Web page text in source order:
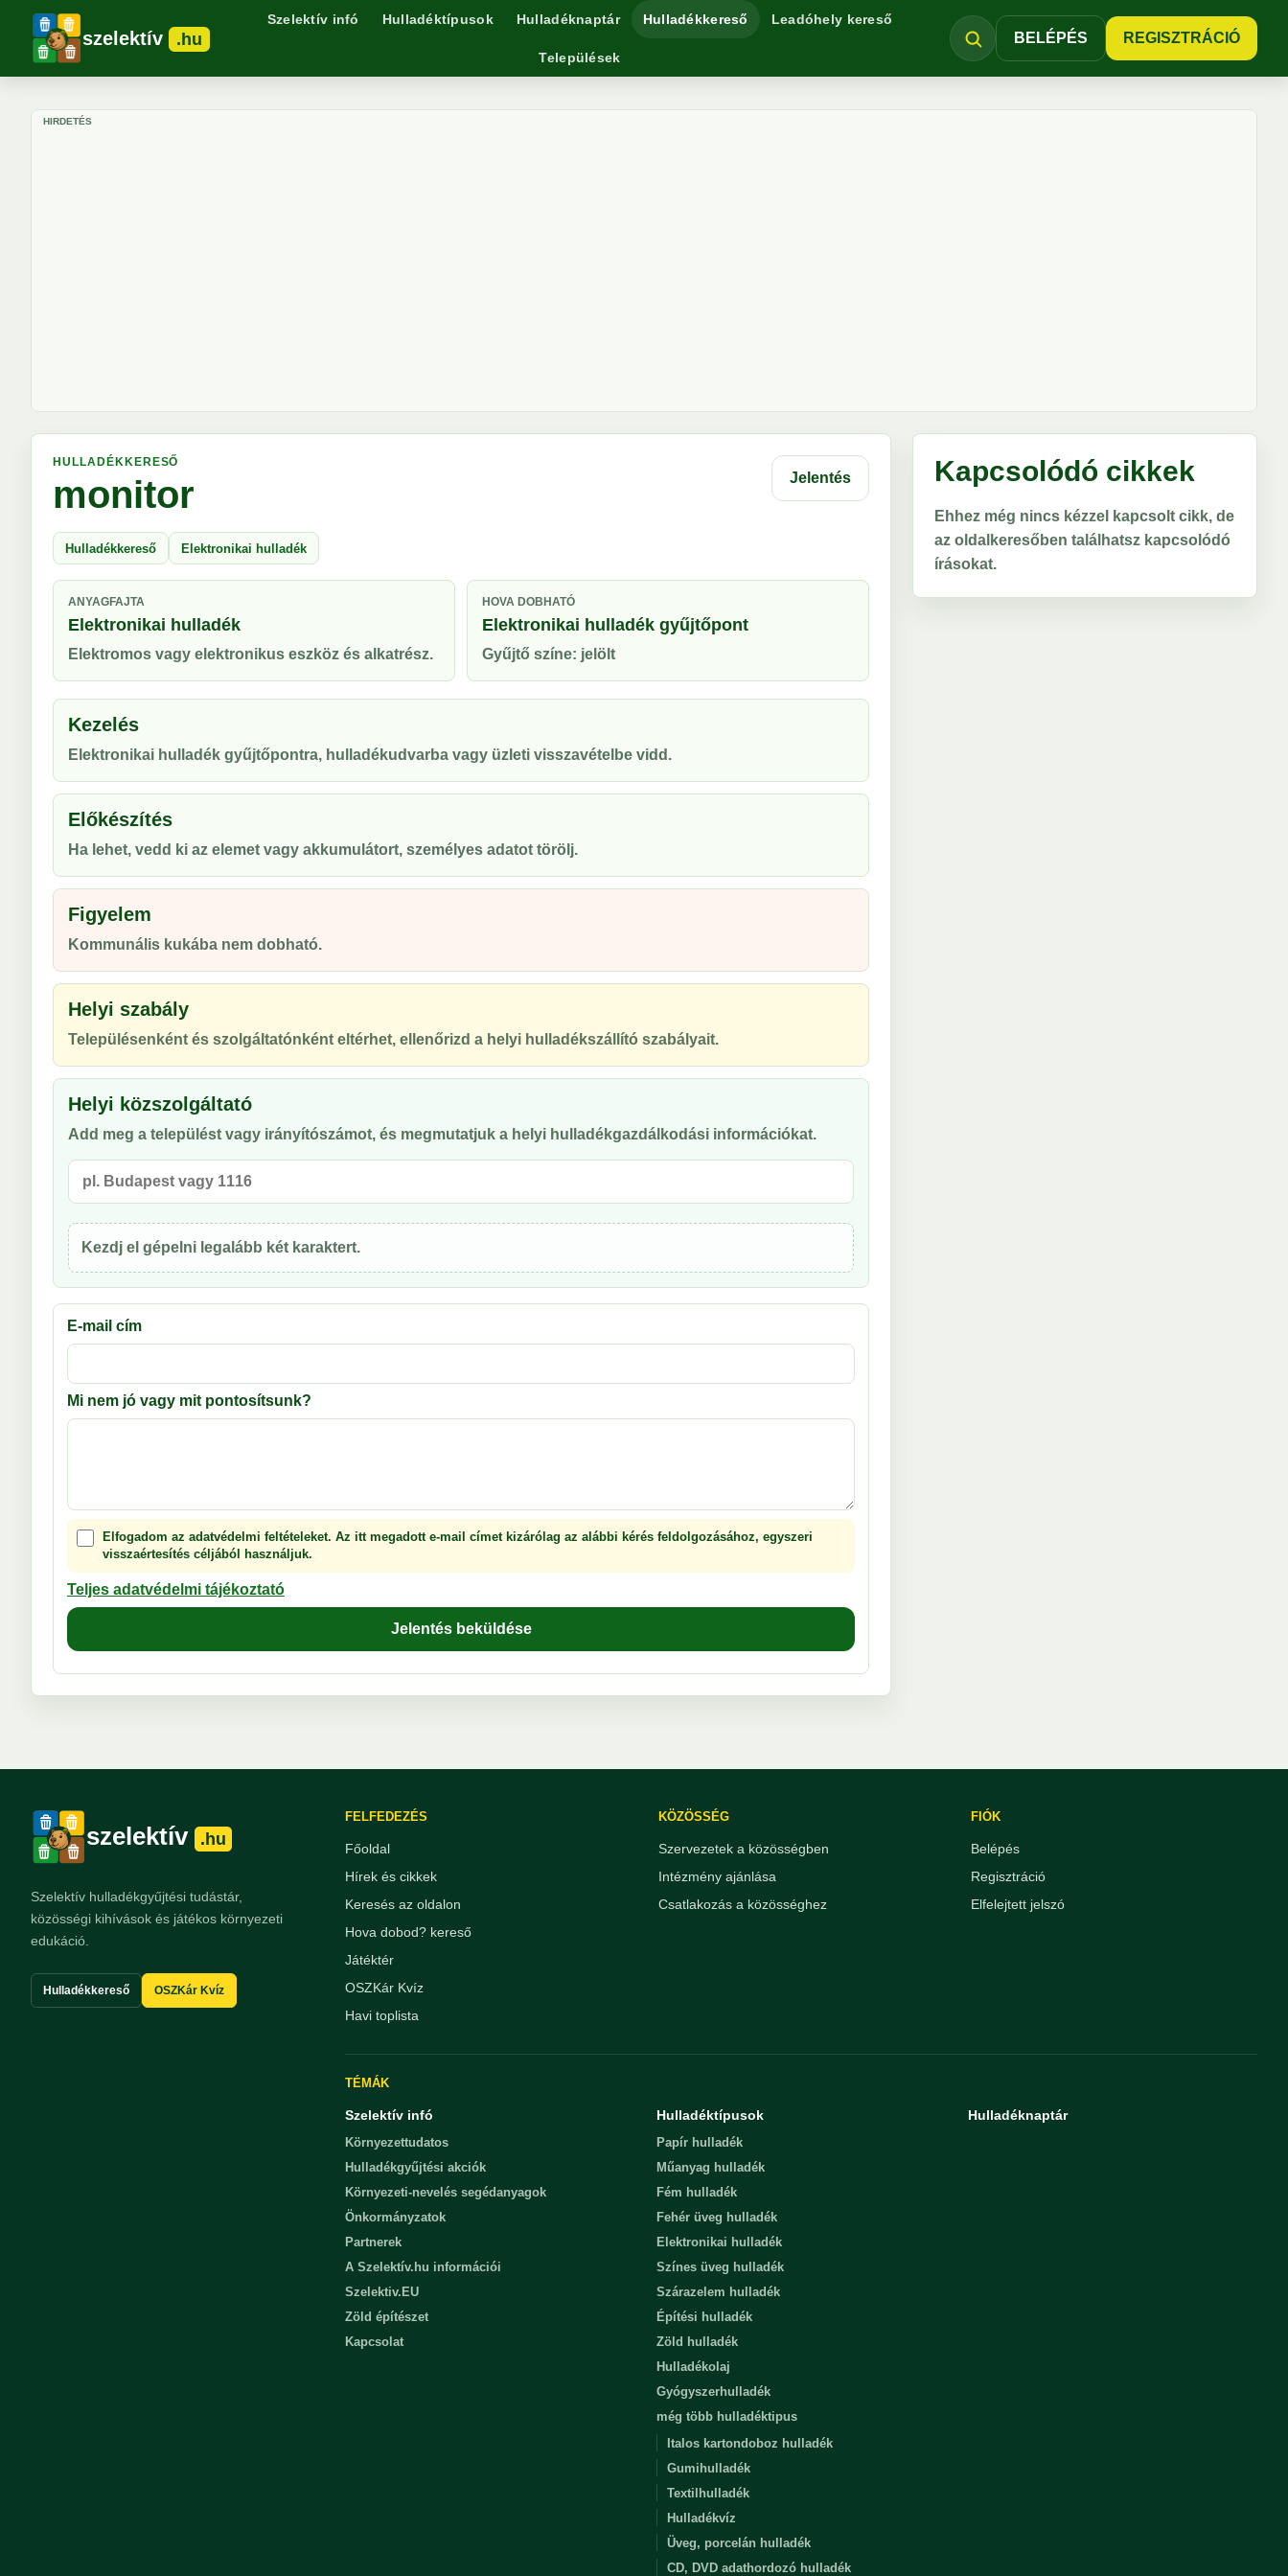
szelektív .hu
Szelektív infó Hulladéktípusok Hulladéknaptár Hulladékkereső Leadóhely kereső
Települések
BELÉPÉS REGISZTRÁCIÓ
HIRDETÉS
HULLADÉKKERESŐ
monitor Jelentés
Hulladékkereső Elektronikai hulladék
ANYAGFAJTA
Elektronikai hulladék
Elektromos vagy elektronikus eszköz és alkatrész.
HOVA DOBHATÓ
Elektronikai hulladék gyűjtőpont
Gyűjtő színe: jelölt
Kezelés
Elektronikai hulladék gyűjtőpontra, hulladékudvarba vagy üzleti visszavételbe vidd.
Előkészítés
Ha lehet, vedd ki az elemet vagy akkumulátort, személyes adatot törölj.
Figyelem
Kommunális kukába nem dobható.
Helyi szabály
Településenként és szolgáltatónként eltérhet, ellenőrizd a helyi hulladékszállító szabályait.
Helyi közszolgáltató
Add meg a települést vagy irányítószámot, és megmutatjuk a helyi hulladékgazdálkodási információkat.
Kezdj el gépelni legalább két karaktert.
E-mail cím
Mi nem jó vagy mit pontosítsunk?
Elfogadom az adatvédelmi feltételeket. Az itt megadott e-mail címet kizárólag az alábbi kérés feldolgozásához, egyszeri
visszaértesítés céljából használjuk.
Teljes adatvédelmi tájékoztató
Jelentés beküldése
Kapcsolódó cikkek
Ehhez még nincs kézzel kapcsolt cikk, de
az oldalkeresőben találhatsz kapcsolódó
írásokat.
szelektív .hu
Szelektív hulladékgyűjtési tudástár,
közösségi kihívások és játékos környezeti
edukáció.
Hulladékkereső OSZKár Kvíz
FELFEDEZÉS
Főoldal
Hírek és cikkek
Keresés az oldalon
Hova dobod? kereső
Játéktér
OSZKár Kvíz
Havi toplista
KÖZÖSSÉG
Szervezetek a közösségben
Intézmény ajánlása
Csatlakozás a közösséghez
FIÓK
Belépés
Regisztráció
Elfelejtett jelszó
TÉMÁK
Szelektív infó
Környezettudatos
Hulladékgyűjtési akciók
Környezeti-nevelés segédanyagok
Önkormányzatok
Partnerek
A Szelektív.hu információi
Szelektiv.EU
Zöld építészet
Kapcsolat
Hulladéktípusok
Papír hulladék
Műanyag hulladék
Fém hulladék
Fehér üveg hulladék
Elektronikai hulladék
Színes üveg hulladék
Szárazelem hulladék
Építési hulladék
Zöld hulladék
Hulladékolaj
Gyógyszerhulladék
még több hulladéktipus
Italos kartondoboz hulladék
Gumihulladék
Textilhulladék
Hulladékvíz
Üveg, porcelán hulladék
CD, DVD adathordozó hulladék
Hulladéknaptár